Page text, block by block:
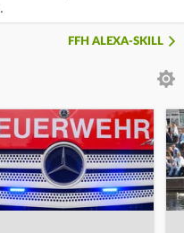
.
FFH ALEXA-SKILL